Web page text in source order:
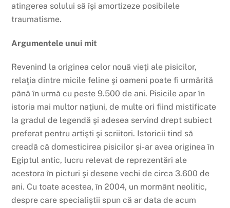
atingerea solului să îşi amortizeze posibilele
traumatisme.
Argumentele unui mit
Revenind la originea celor nouă vieţi ale pisicilor,
relaţia dintre micile feline şi oameni poate fi urmărită
până în urmă cu peste 9.500 de ani. Pisicile apar în
istoria mai multor naţiuni, de multe ori fiind mistificate
la gradul de legendă şi adesea servind drept subiect
preferat pentru artişti şi scriitori. Istoricii tind să
creadă că domesticirea pisicilor și-ar avea originea în
Egiptul antic, lucru relevat de reprezentări ale
acestora în picturi şi desene vechi de circa 3.600 de
ani. Cu toate acestea, în 2004, un mormânt neolitic,
despre care specialiştii spun că ar data de acum